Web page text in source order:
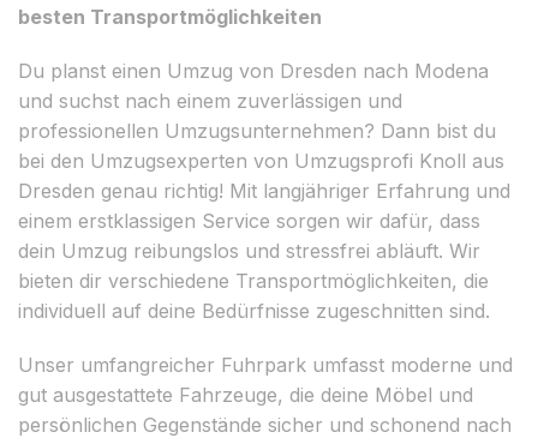
besten Transportmöglichkeiten
Du planst einen Umzug von Dresden nach Modena
und suchst nach einem zuverlässigen und
professionellen Umzugsunternehmen? Dann bist du
bei den Umzugsexperten von Umzugsprofi Knoll aus
Dresden genau richtig! Mit langjähriger Erfahrung und
einem erstklassigen Service sorgen wir dafür, dass
dein Umzug reibungslos und stressfrei abläuft. Wir
bieten dir verschiedene Transportmöglichkeiten, die
individuell auf deine Bedürfnisse zugeschnitten sind.
Unser umfangreicher Fuhrpark umfasst moderne und
gut ausgestattete Fahrzeuge, die deine Möbel und
persönlichen Gegenstände sicher und schonend nach